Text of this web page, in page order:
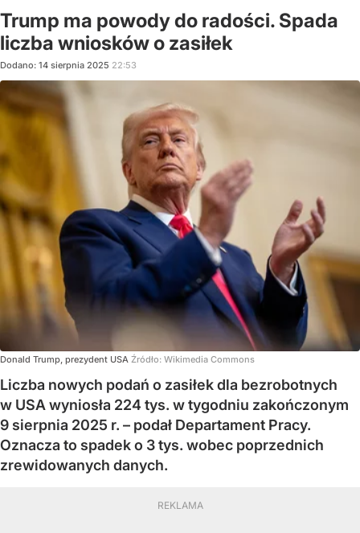
Trump ma powody do radości. Spada
liczba wniosków o zasiłek
Dodano: 14 sierpnia 2025 22:53
Donald Trump, prezydent USA Źródło: Wikimedia Commons
Liczba nowych podań o zasiłek dla bezrobotnych
w USA wyniosła 224 tys. w tygodniu zakończonym
9 sierpnia 2025 r. – podał Departament Pracy.
Oznacza to spadek o 3 tys. wobec poprzednich
zrewidowanych danych.